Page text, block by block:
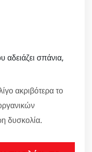
αδειάζει σπάνια,
ακριβότερα το
δυσκολία.